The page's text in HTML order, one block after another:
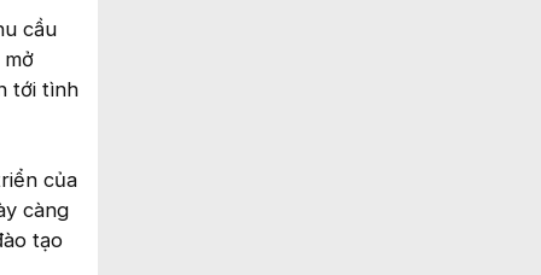
cầu
tới tình
của
càng
tạo